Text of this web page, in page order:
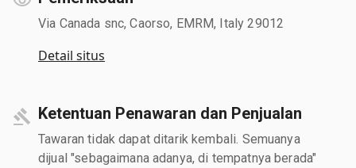
Via Canada snc, Caorso, EMRM, Italy 29012
Detail situs
Ketentuan Penawaran dan Penjualan
Tawaran tidak dapat ditarik kembali. Semuanya
dijual "sebagaimana adanya, di tempatnya berada"